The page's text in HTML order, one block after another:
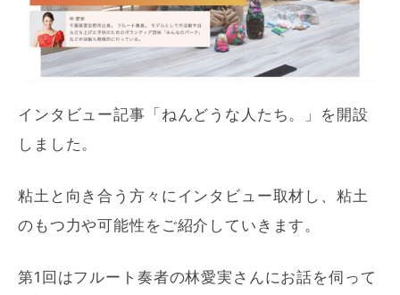
インタビュー記事「ねんどうな人たち。」を開設
しました。
粘土と向き合う方々にインタビュー取材し、粘土
のもつ力や可能性をご紹介していきます。
第1回はフルート奏者の林愛実さんにお話を伺って